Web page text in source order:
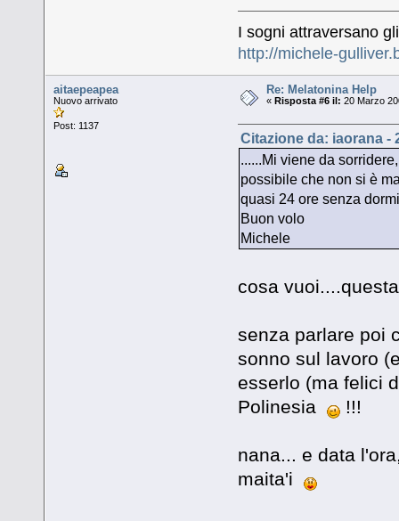
I sogni attraversano
http://michele-
aitaepeapea
Nuovo arrivato
Post: 1137
Re: Melatonina Help
«Risposta #6 il: 20 Marzo
Citazione da: iaorana -
......Mi viene da
possibile che non si è
quasi 24 ore senza
Buon volo
Michele
cosa
senza parlare poi
sonno sul lavoro
esserlo (ma felici
Polinesia
!!!
nana... e data
maita'i